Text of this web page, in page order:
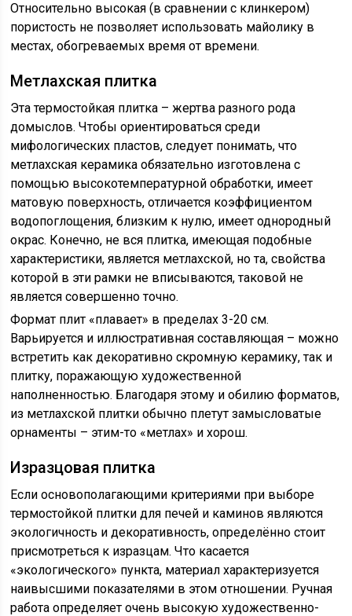
Относительно высокая (в сравнении с клинкером)
пористость не позволяет использовать майолику в
местах, обогреваемых время от времени.
Метлахская плитка
Эта термостойкая плитка – жертва разного рода
домыслов. Чтобы ориентироваться среди
мифологических пластов, следует понимать, что
метлахская керамика обязательно изготовлена с
помощью высокотемпературной обработки, имеет
матовую поверхность, отличается коэффициентом
водопоглощения, близким к нулю, имеет однородный
окрас. Конечно, не вся плитка, имеющая подобные
характеристики, является метлахской, но та, свойства
которой в эти рамки не вписываются, таковой не
является совершенно точно.
Формат плит «плавает» в пределах 3-20 см.
Варьируется и иллюстративная составляющая – можно
встретить как декоративно скромную керамику, так и
плитку, поражающую художественной
наполненностью. Благодаря этому и обилию форматов,
из метлахской плитки обычно плетут замысловатые
орнаменты – этим-то «метлах» и хорош.
Изразцовая плитка
Если основополагающими критериями при выборе
термостойкой плитки для печей и каминов являются
экологичность и декоративность, определённо стоит
присмотреться к изразцам. Что касается
«экологического» пункта, материал характеризуется
наивысшими показателями в этом отношении. Ручная
работа определяет очень высокую художественно-